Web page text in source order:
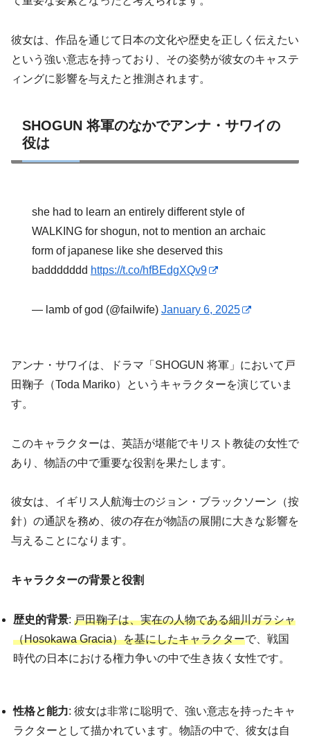
彼女は、作品を通じて日本の文化や歴史を正しく伝えたい
という強い意志を持っており、その姿勢が彼女のキャステ
ィングに影響を与えたと推測されます。
SHOGUN 将軍のなかでアンナ・サワイの
役は
she had to learn an entirely different style of
WALKING for shogun, not to mention an archaic
form of japanese like she deserved this
baddddddd https://t.co/hfBEdgXQv9
— lamb of god (@faiIwife) January 6, 2025
アンナ・サワイは、ドラマ「SHOGUN 将軍」において戸
田鞠子（Toda Mariko）というキャラクターを演じていま
す。
このキャラクターは、英語が堪能でキリスト教徒の女性で
あり、物語の中で重要な役割を果たします。
彼女は、イギリス人航海士のジョン・ブラックソーン（按
針）の通訳を務め、彼の存在が物語の展開に大きな影響を
与えることになります。
キャラクターの背景と役割
歴史的背景:戸田鞠子は、実在の人物である細川ガラシャ
（Hosokawa Gracia）を基にしたキャラクターで、戦国
時代の日本における権力争いの中で生き抜く女性です。
性格と能力: 彼女は非常に聡明で、強い意志を持ったキャ
ラクターとして描かれています。物語の中で、彼女は自